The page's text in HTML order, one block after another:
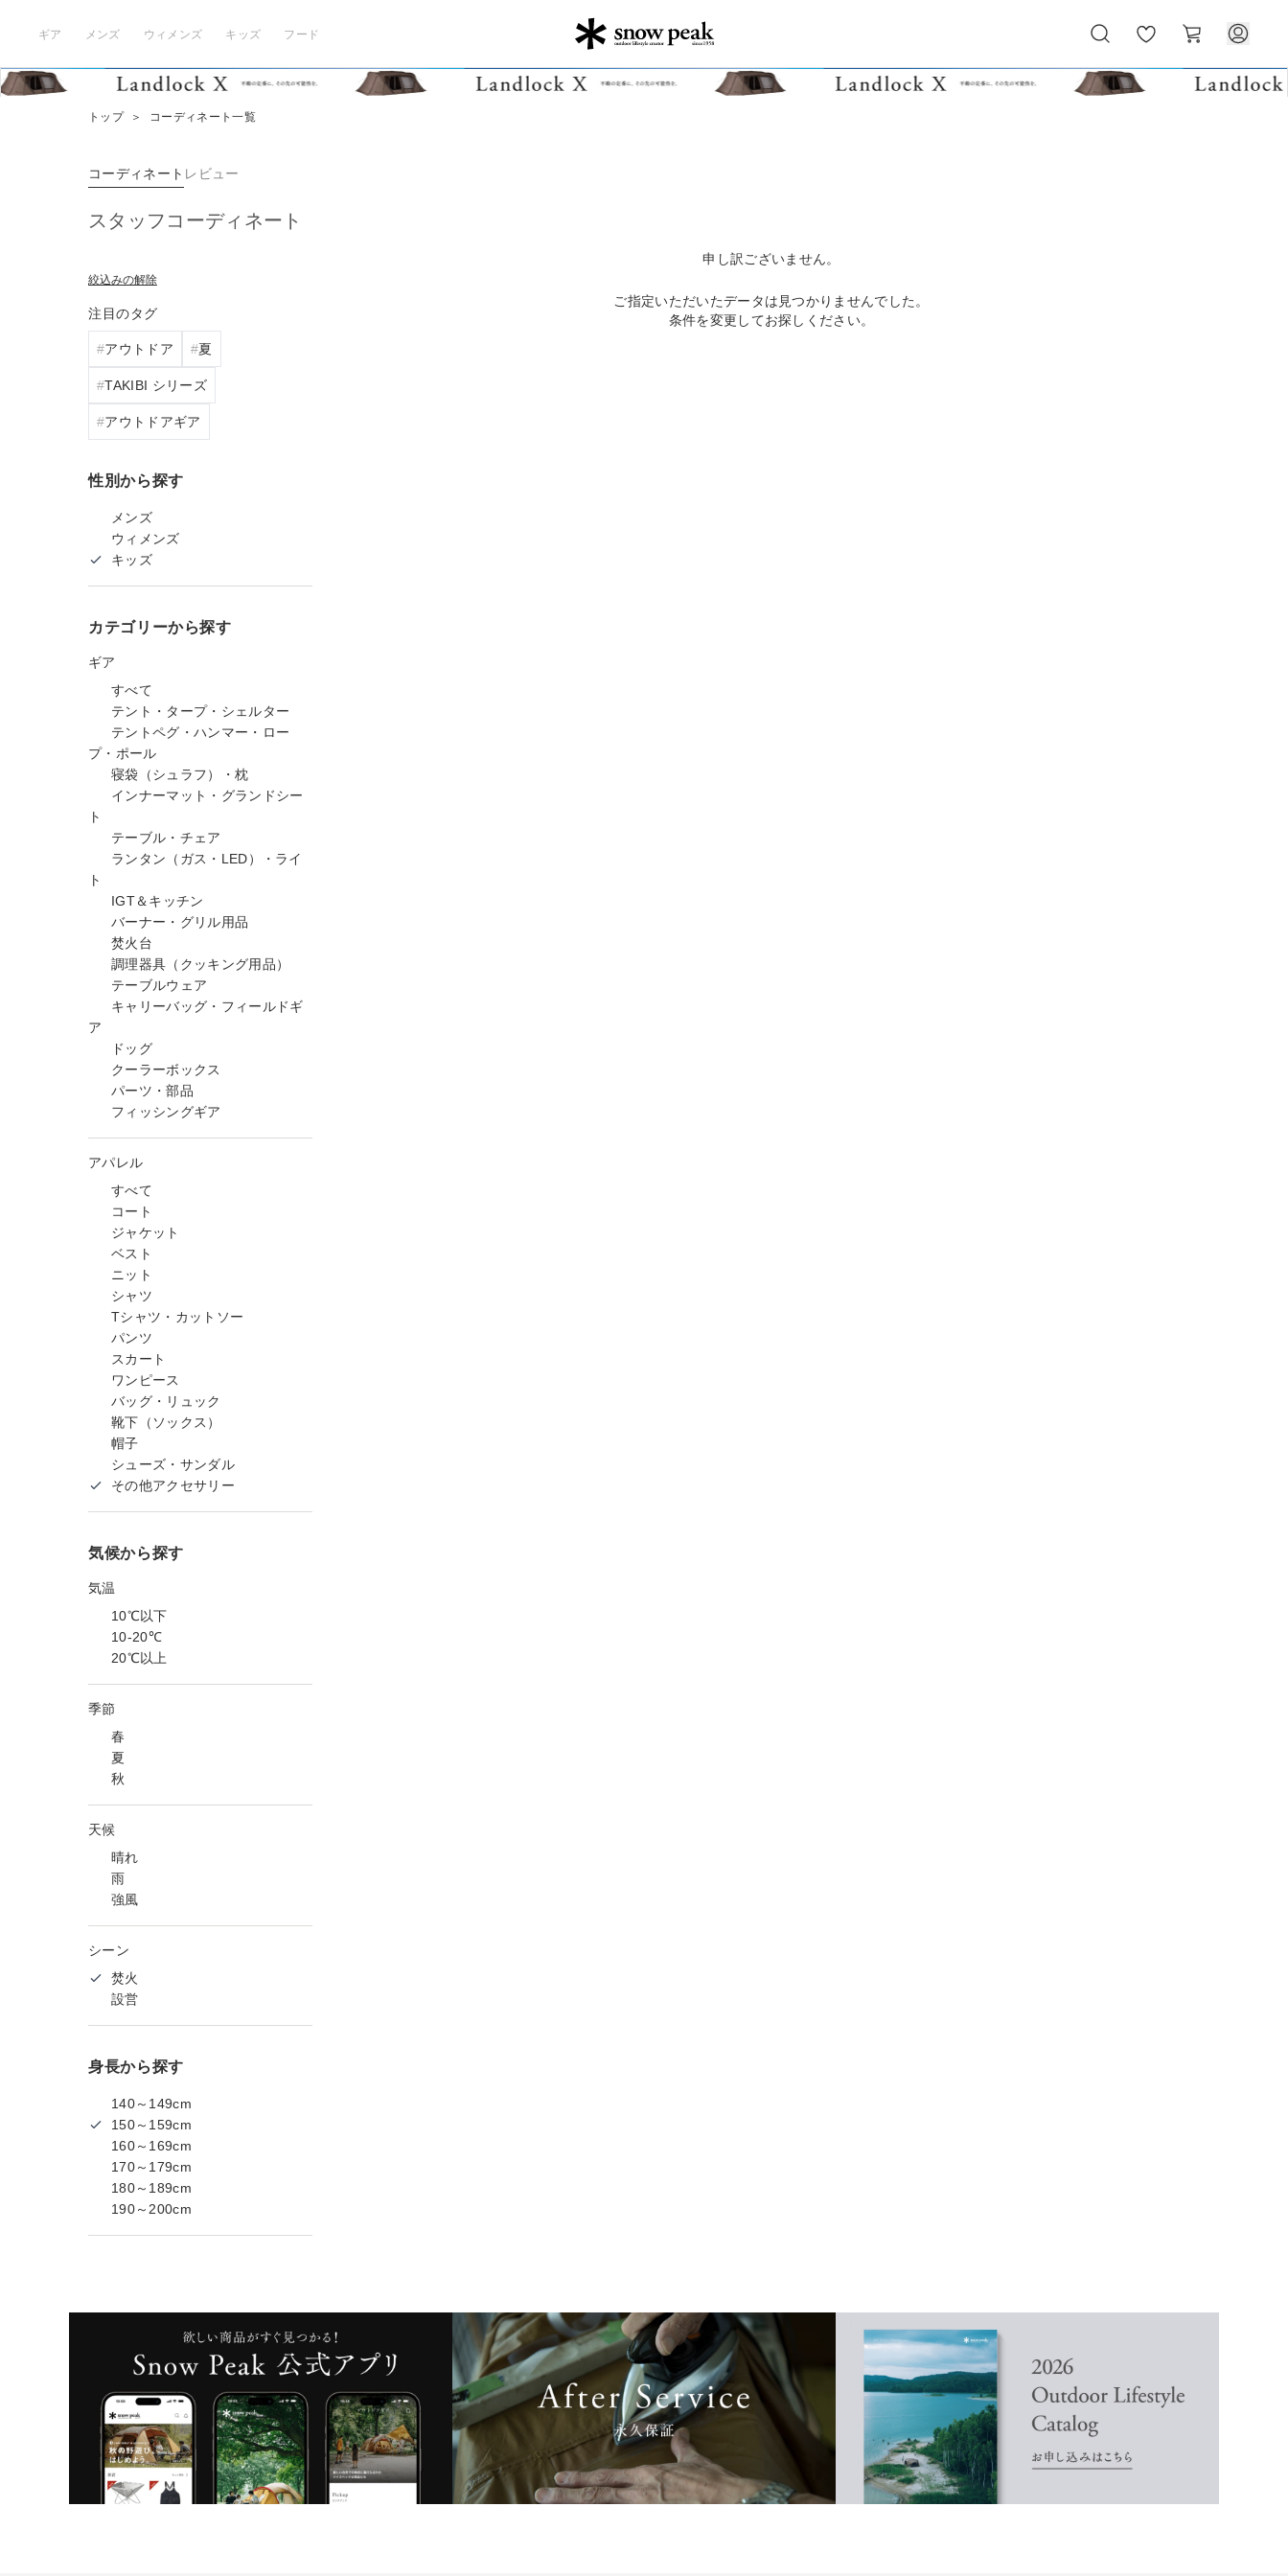
ギア メンズ ウィメンズ キッズ フード
気
に
ー
ト
トップ ＞ コーディネート一覧
コーディネート レビュー
スタッフコーディネート
絞込みの解除
注目のタグ
アウトドア 夏
TAKIBI シリーズ
アウトドアギア
性別から探す
メンズ
ウィメンズ
キッズ
カテゴリーから探す
ギア
すべて
テント・タープ・シェルター
テントペグ・ハンマー・ロー
プ・ポール
寝袋（シュラフ）・枕
インナーマット・グランドシー
ト
テーブル・チェア
ランタン（ガス・LED）・ライ
ト
IGT＆キッチン
バーナー・グリル用品
焚火台
調理器具（クッキング用品）
テーブルウェア
キャリーバッグ・フィールドギ
ア
ドッグ
クーラーボックス
パーツ・部品
フィッシングギア
アパレル
すべて
コート
ジャケット
ベスト
ニット
シャツ
Tシャツ・カットソー
パンツ
スカート
ワンピース
バッグ・リュック
靴下（ソックス）
帽子
シューズ・サンダル
その他アクセサリー
気候から探す
気温
10℃以下
10-20℃
20℃以上
季節
春
夏
秋
天候
晴れ
雨
強風
シーン
焚火
設営
身長から探す
140～149cm
150～159cm
160～169cm
170～179cm
180～189cm
190～200cm
申し訳ございません。
ご指定いただいたデータは見つかりませんでした。
条件を変更してお探しください。